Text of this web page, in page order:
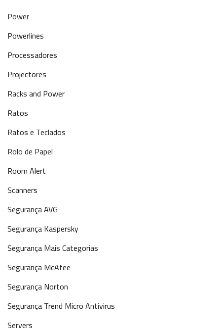
Power
Powerlines
Processadores
Projectores
Racks and Power
Ratos
Ratos e Teclados
Rolo de Papel
Room Alert
Scanners
Segurança AVG
Segurança Kaspersky
Segurança Mais Categorias
Segurança McAfee
Segurança Norton
Segurança Trend Micro Antivirus
Servers